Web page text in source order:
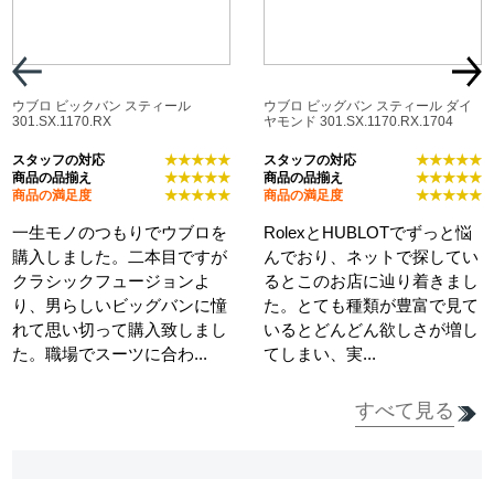
ウブロ ビックバン スティール
301.SX.1170.RX
スタッフの対応
★★★★★
商品の品揃え
★★★★★
商品の満足度
★★★★★
一生モノのつもりでウブロを
購入しました。二本目ですが
クラシックフュージョンよ
り、男らしいビッグバンに憧
れて思い切って購入致しまし
た。職場でスーツに合わ...
ウブロ ビッグバン スティール ダイ
ヤモンド 301.SX.1170.RX.1704
スタッフの対応
★★★★★
商品の品揃え
★★★★★
商品の満足度
★★★★★
RolexとHUBLOTでずっと悩
んでおり、ネットで探してい
るとこのお店に辿り着きまし
た。とても種類が豊富で見て
いるとどんどん欲しさが増し
てしまい、実...
すべて見る